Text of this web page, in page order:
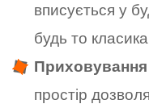
вписується у
будь то
Приховування
простір